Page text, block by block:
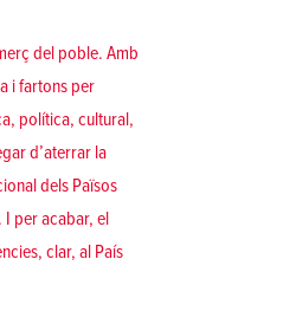
del poble. Amb
i fartons per
política, cultural,
d’aterrar la
dels Països
I per acabar, el
clar, al País